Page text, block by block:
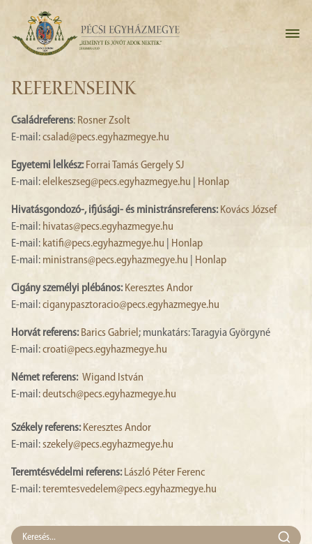
REFERENSEINK
Családreferens: Rosner Zsolt
E-mail:csalad@pecs.egyhazmegye.hu
Egyetemi lelkész: Forrai Tamás Gergely SJ
E-mail:elelkeszseg@pecs.egyhazmegye.hu Honlap
Hivatásgondozó-, ifjúsági- és ministránsreferens: Kovács József
E-mail: hivatas@pecs.egyhazmegye.hu
E-mail: katifi@pecs.egyhazmegye.hu
Honlap
E-mail: ministrans@pecs.egyhazmegye.hu Honlap
Cigány személyi plébános: Keresztes Andor
E-mail:ciganypasztoracio@pecs.egyhazmegye.hu
Horvát referens: Barics Gabriel ; munkatárs: Taragyia Györgyné
E-mail:croati@pecs.egyhazmegye.hu
Német referens: Wigand István
E-mail:deutsch@pecs.egyhazmegye.hu
Székely referens: Keresztes Andor
E-mail:szekely@pecs.egyhazmegye.hu
Teremtésvédelmi referens: László Péter Ferenc
E-mail:teremtesvedelem@pecs.egyhazmegye.hu